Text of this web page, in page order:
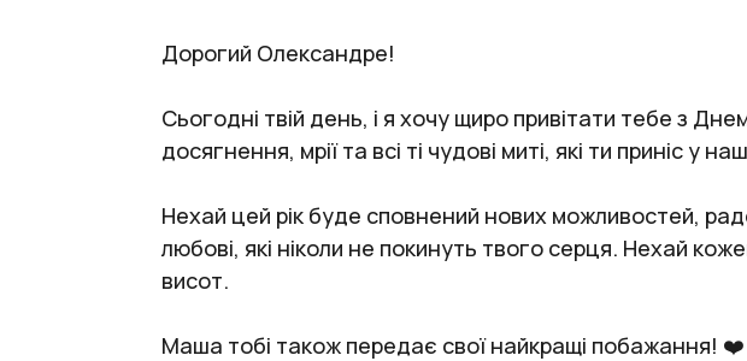
Дорогий Олександре!
Сьогодні твій день, і я хочу щиро привітати тебе з
досягнення, мрії та всі ті чудові миті, які ти приніс у
Нехай цей рік буде сповнений нових можливостей,
любові, які ніколи не покинуть твого серця. Нехай
висот.
Маша тобі також передає свої найкращі побажання!